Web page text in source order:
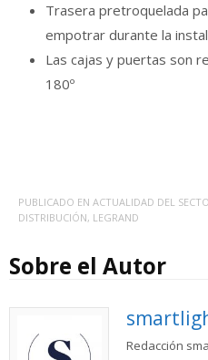
Trasera pretroquelada
empotrar durante la
Las cajas y puertas son
180º​​​​​​​
PUBLICADO EN ACTUALIDAD DEL
DISTRIBUCIÓN, LEGRAND
Sobre el Autor
Redacción